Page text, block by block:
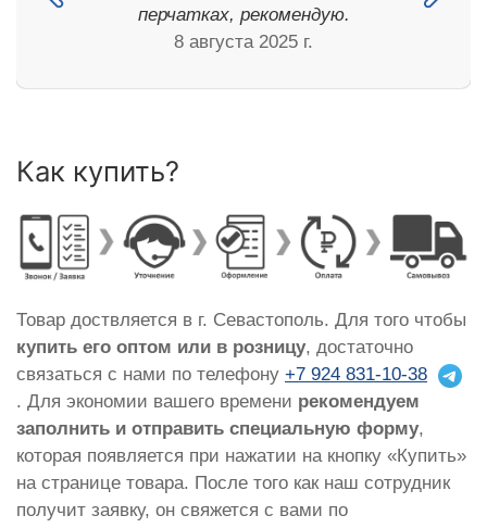
перчатках, рекомендую.
8 августа 2025 г.
Как купить?
Товар доствляется в г. Севастополь. Для того чтобы
купить его оптом или в розницу, достаточно
связаться с нами по телефону +7 924 831-10-38
. Для экономии вашего времени рекомендуем
заполнить и отправить специальную форму,
которая появляется при нажатии на кнопку «Купить»
на странице товара. После того как наш сотрудник
получит заявку, он свяжется с вами по